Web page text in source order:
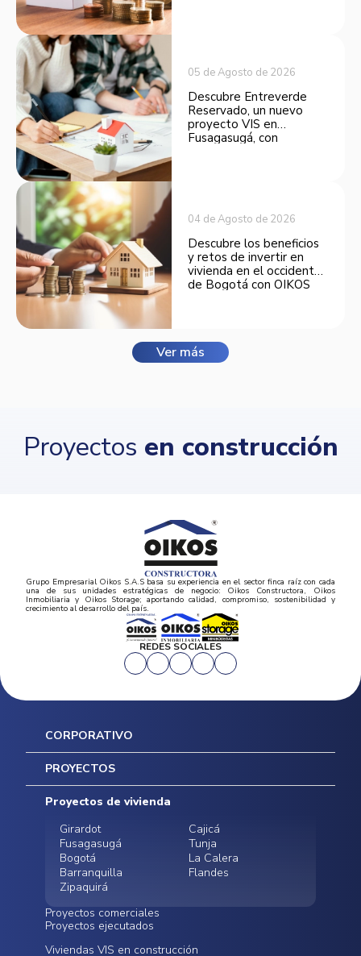
05 de Agosto de 2026
Descubre Entreverde
Reservado, un nuevo
proyecto VIS en
Fusagasugá, con
04 de Agosto de 2026
Descubre los beneficios
y retos de invertir en
vivienda en el occidente
de Bogotá con OIKOS
Ver más
Proyectos en construcción
Grupo Empresarial Oikos S.A.S basa su experiencia en el sector finca raíz con cada
una de sus unidades estratégicas de negocio: Oikos Constructora, Oikos
Inmobiliaria y Oikos Storage; aportando calidad, compromiso, sostenibilidad y
crecimiento al desarrollo del país.
REDES SOCIALES
CORPORATIVO
Inicio
Postventas
Contratación Directa
Noticias
PROYECTOS
Proyectos de vivienda
Girardot
Cajicá
Fusagasugá
Tunja
Bogotá
La Calera
Barranquilla
Flandes
Zipaquirá
Proyectos comerciales
Proyectos ejecutados
Conoce nuestros
Viviendas VIS en construcción